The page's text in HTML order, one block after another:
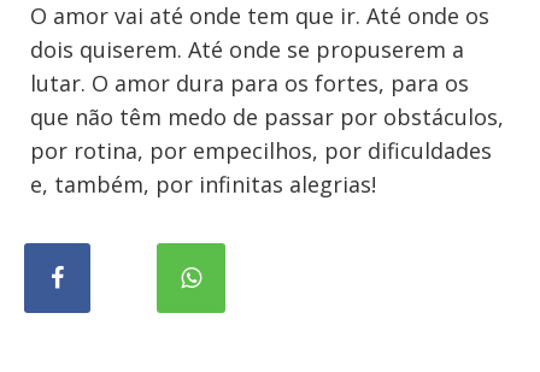
O amor vai até onde tem que ir. Até onde os
dois quiserem. Até onde se propuserem a
lutar. O amor dura para os fortes, para os
que não têm medo de passar por obstáculos,
por rotina, por empecilhos, por dificuldades
e, também, por infinitas alegrias!